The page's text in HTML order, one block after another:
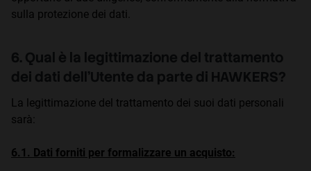
sulla protezione dei dati.
6. Qual è la legittimazione del trattamento
dei dati dell'Utente da parte di HAWKERS?
La legittimazione del trattamento dei suoi dati personali
sarà:
6.1. Dati forniti per formalizzare un acquisto: